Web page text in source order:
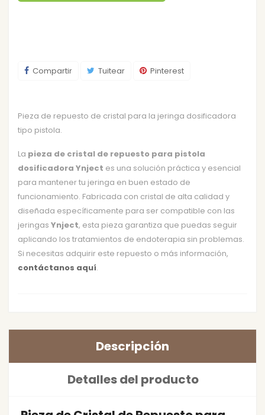
Compartir Tuitear Pinterest
Pieza de repuesto de cristal para la jeringa dosificadora
tipo pistola.
La pieza de cristal de repuesto para pistola
dosificadora Ynject es una solución práctica y esencial
para mantener tu jeringa en buen estado de
funcionamiento. Fabricada con cristal de alta calidad y
diseñada específicamente para ser compatible con las
jeringas Ynject, esta pieza garantiza que puedas seguir
aplicando los tratamientos de endoterapia sin problemas.
Si necesitas adquirir este repuesto o más información,
contáctanos aquí.
Descripción
Detalles del producto